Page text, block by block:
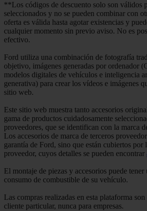
**Los códigos de descuento solo son válidos
seleccionados y no se pueden combinar con
oferta es válida hasta agotar existencias y
cualquier momento sin previo aviso. No es
efectivo.
Ford utiliza una combinación de fotografía
objetivo, imágenes generadas por ordenador
modelos digitales de vehículos e inteligencia
generativa) para crear los vídeos e imágenes
sitio web.
Este sitio web muestra tanto accesorios
gama de productos cuidadosamente
proveedores, que se identifican con la marca
Los accesorios de marca de terceros
garantía de Ford, sino que están cubiertos por
proveedor, cuyos detalles se pueden encontrar
El montaje de piezas y accesorios puede
consumo de combustible de su vehículo.
Las compras realizadas en esta plataforma
cliente particular, nunca para empresas.